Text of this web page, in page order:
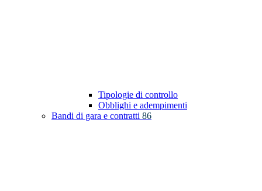
Tipologie di controllo
Obblighi e adempimenti
Bandi di gara e contratti 86